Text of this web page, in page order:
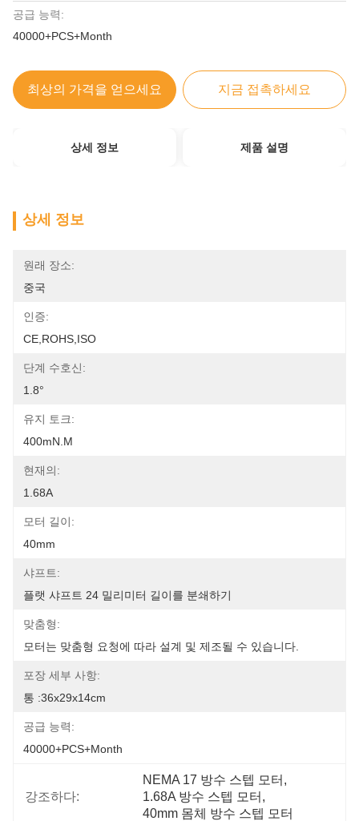
공급 능력:
40000+PCS+Month
최상의 가격을 얻으세요 지금 접촉하세요
상세 정보 제품 설명
상세 정보
원래 장소:
중국
인증:
CE,ROHS,ISO
단계 수호신:
1.8°
유지 토크:
400mN.m
현재의:
1.68A
모터 길이:
40mm
샤프트:
플랫 샤프트 24 밀리미터 길이를 분쇄하기
맞춤형:
모터는 맞춤형 요청에 따라 설계 및 제조될 수 있습니다.
포장 세부 사항:
통 :36x29x14cm
공급 능력:
40000+PCS+Month
강조하다:
NEMA 17 방수 스텝 모터 ,
1.68A 방수 스텝 모터 ,
40mm 몸체 방수 스텝 모터